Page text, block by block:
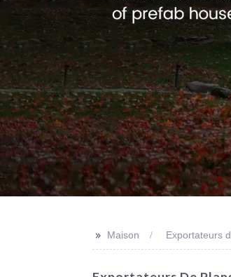
>> Maison Exportateurs